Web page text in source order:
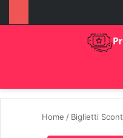
Home / Biglietti